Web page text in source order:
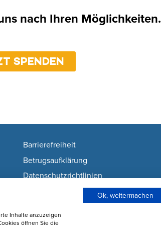
nach Ihren Möglichkeiten.
SPENDEN
Barrierefreiheit
Betrugsaufklärung
Datenschutzrichtlinien
Nutzunsgbedingungen
Wie wir Cookies verwenden
Cookie-Einstellungen ändern
Inhalte anzuzeigen
öffnen Sie die
Ok, weitermachen